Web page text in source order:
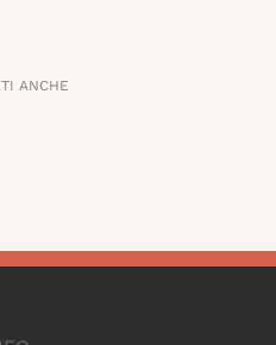
ANCHE